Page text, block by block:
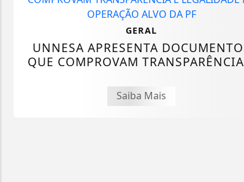
GERAL
UNNESA APRESENTA
QUE COMPROVAM
Saiba Mais